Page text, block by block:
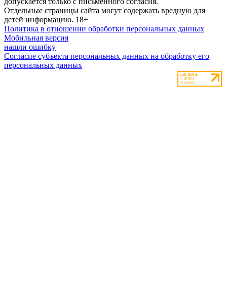
Отдельные страницы сайта могут содержать вредную для
детей информацию. 18+
Политика в отношении обработки персональных данных
Мобильная версия
нашли ошибку
Согласие субъекта персональных данных на обработку его
персональных данных